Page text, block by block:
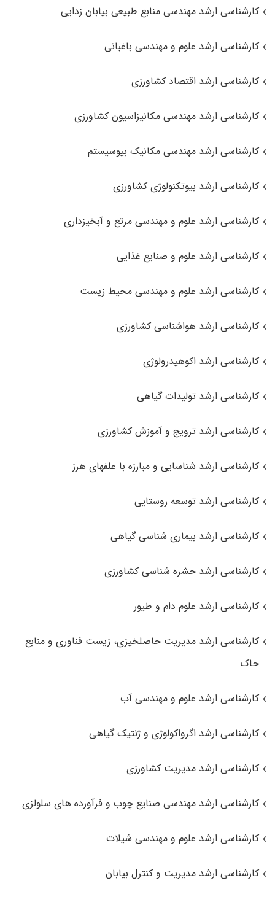
کارشناسی ارشد مهندسی منابع طبیعی بیابان زدایی
کارشناسی ارشد علوم و مهندسی باغبانی
کارشناسی ارشد اقتصاد کشاورزی
کارشناسی ارشد مهندسی مکانیزاسیون کشاورزی
کارشناسی ارشد مهندسی مکانیک بیوسیستم
کارشناسی ارشد بیوتکنولوژی کشاورزی
کارشناسی ارشد علوم و مهندسی مرتع و آبخیزداری
کارشناسی ارشد علوم و صنایع غذایی
کارشناسی ارشد علوم و مهندسی محیط زیست
کارشناسی ارشد هواشناسی کشاورزی
کارشناسی ارشد اکوهیدرولوژی
کارشناسی ارشد تولیدات گیاهی
کارشناسی ارشد ترویج و آموزش کشاورزی
کارشناسی ارشد شناسایی و مبارزه با علفهای هرز
کارشناسی ارشد توسعه روستایی
کارشناسی ارشد بیماری‌ شناسی گیاهی
کارشناسی ارشد حشره‌ شناسی کشاورزی
کارشناسی ارشد علوم دام و طیور
کارشناسی ارشد مدیریت حاصلخیزی، زیست فناوری و منابع
خاک
کارشناسی ارشد علوم و مهندسی آب
کارشناسی ارشد اگرواکولوژی و ژنتیک گیاهی
کارشناسی ارشد مدیریت کشاورزی
کارشناسی ارشد مهندسی صنایع چوب و فرآورده‌ های سلولزی
کارشناسی ارشد علوم و مهندسی شیلات
کارشناسی ارشد مدیریت و کنترل بیابان